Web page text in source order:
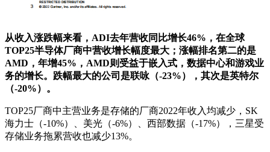
从收入涨跌幅来看，ADI去年营收同比增长46%，在全球
TOP25半导体厂商中营收增长幅度最大；涨幅排名第二的是
AMD，年增45%，AMD则受益于嵌入式，数据中心和游戏业
务的增长。跌幅最大的公司是联咏（-23%），其次是英特尔
（-20%）。
TOP25厂商中主营业务是存储的厂商2022年收入均减少，SK
海力士（-10%）、美光（-6%）、西部数据（-17%），三星受
存储业务拖累营收也减少13%。